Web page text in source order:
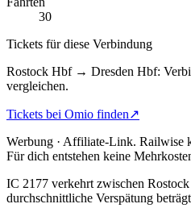
30
Tickets für diese Verbindung
Rostock Hbf → Dresden Hbf:
vergleichen.
Tickets bei Omio finden↗
Werbung · Affiliate-Link. Railwise
Für dich entstehen keine
IC 2177 verkehrt zwischen
durchschnittliche Verspätung